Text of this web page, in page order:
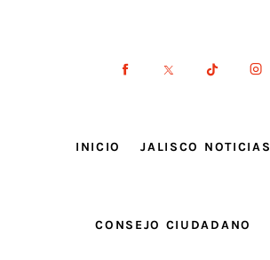
INICIO JALISCO NOTICIAS
CONSEJO CIUDADANO